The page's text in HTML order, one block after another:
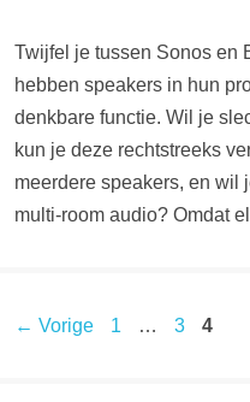
Twijfel je tussen Sonos en
hebben speakers in hun
denkbare functie. Wil je
kun je deze rechtstreeks
meerdere speakers, en wil
multi-room audio? Omdat
← Vorige Pagina
1 … Pagina
3 4